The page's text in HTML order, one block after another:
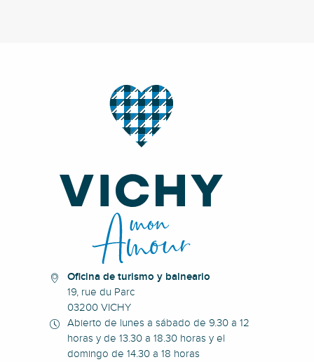
Oficina de turismo y balneario
19, rue du Parc
03200 VICHY
Abierto de lunes a sábado de 9.30 a 12
horas y de 13.30 a 18.30 horas y el
domingo de 14.30 a 18 horas